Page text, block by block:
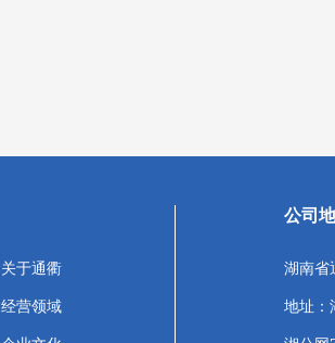
关于通衢
经营领域
公司
湖南省
地址：